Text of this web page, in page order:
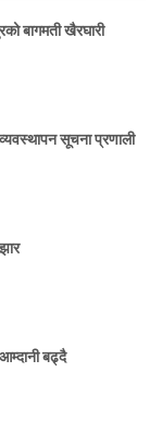
बागमती खैरघारी
सूचना प्रणाली
बढ्दै